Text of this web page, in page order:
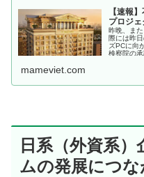
【速報
プロジ
昨晩、ま
際には昨
ズPCに向
検察院の
mameviet.com
日系（外資系
ムの発展につな